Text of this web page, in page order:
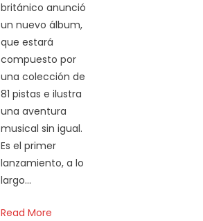
británico anunció
un nuevo álbum,
que estará
compuesto por
una colección de
81 pistas e ilustra
una aventura
musical sin igual.
Es el primer
lanzamiento, a lo
largo…
Read More